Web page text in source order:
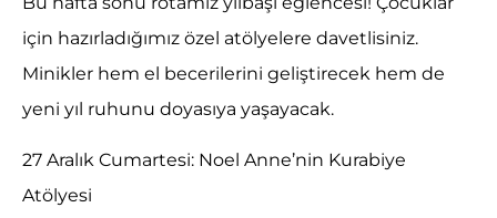
için hazırladığımız özel atölyelere davetlisiniz.
Minikler hem el becerilerini geliştirecek hem de
yeni yıl ruhunu doyasıya yaşayacak.
27 Aralık Cumartesi: Noel Anne’nin Kurabiye
Atölyesi